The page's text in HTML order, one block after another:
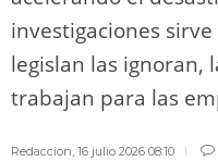
investigaciones
legislan las ignoran,
trabajan para las
Redaccion, 16 julio 2026 08:10